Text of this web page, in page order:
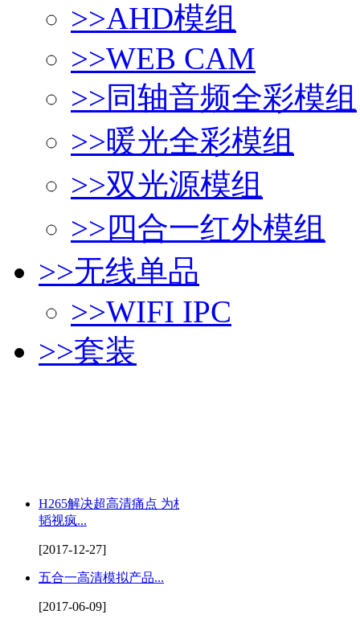
>>AHD模组
>>WEB CAM
>>同轴音频全彩模组
>>暖光全彩模组
>>双光源模组
>>四合一红外模组
>>无线单品
>>WIFI IPC
>>套装
H265解决超高清痛点 为杭州
韬视疯...
[2017-12-27]
五合一高清模拟产品...
[2017-06-09]